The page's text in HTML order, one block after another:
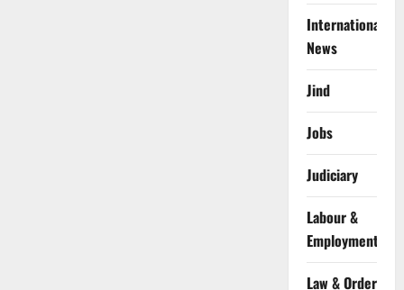
International
News
Jind
Jobs
Judiciary
Labour &
Employment
Law & Order